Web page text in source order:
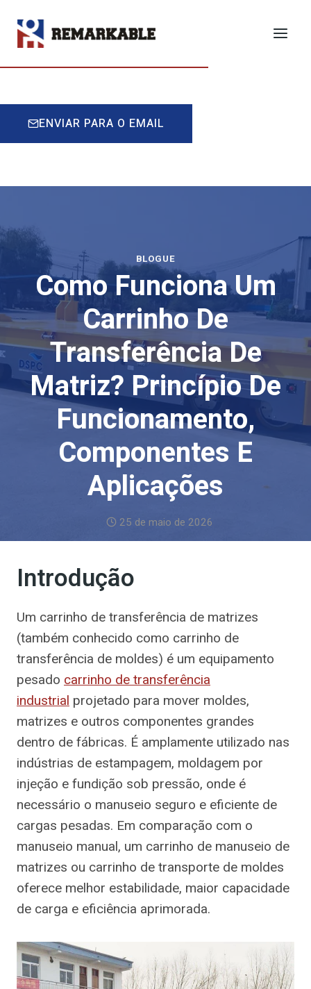
para
conteúdo
ENVIAR PARA O EMAIL
BLOGUE
Como Funciona Um
Carrinho De
Transferência De
Matriz? Princípio De
Funcionamento,
Componentes E
Aplicações
25 de maio de 2026
Introdução
Um carrinho de transferência de matrizes
(também conhecido como carrinho de
transferência de moldes) é um equipamento
pesado carrinho de transferência
industrial projetado para mover moldes,
matrizes e outros componentes grandes
dentro de fábricas. É amplamente utilizado nas
indústrias de estampagem, moldagem por
injeção e fundição sob pressão, onde é
necessário o manuseio seguro e eficiente de
cargas pesadas. Em comparação com o
manuseio manual, um carrinho de manuseio de
matrizes ou carrinho de transporte de moldes
oferece melhor estabilidade, maior capacidade
de carga e eficiência aprimorada.